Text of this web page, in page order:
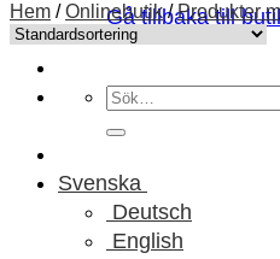
Gå tillbaka till
Sök
efter:
Svenska
Deutsch
English
Hem / Onlinebutik / Produkter